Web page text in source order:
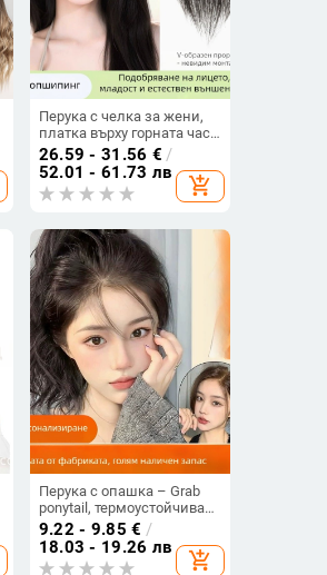
Перука с челка за жени,
платка върху горната част
на главата, истински
коси, механизъм на
изработка, челки права
или наклонена, не
или къдрене
26.59 - 31.56 € /
52.01 - 61.73 лв
add_shopping_cart
Перука с опашка – Grab
ponytail, термоустойчива
коса, механизъм, за
дами, не се боядисва
9.22 - 9.85 € /
18.03 - 19.26 лв
add_shopping_cart